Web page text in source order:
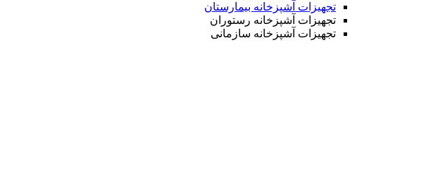
تجهیزات آشپزخانه بیمارستان
تجهیزات آشپزخانه رستوران
تجهیزات آشپزخانه سازمانی